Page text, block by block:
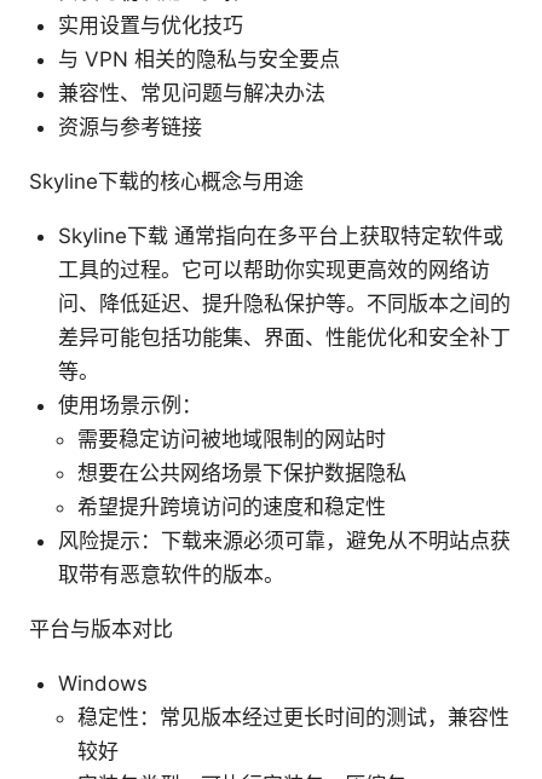
实用设置与优化技巧
与 VPN 相关的隐私与安全要点
兼容性、常见问题与解决办法
资源与参考链接
Skyline下载的核心概念与用途
Skyline下载 通常指向在多平台上获取特定软件或
工具的过程。它可以帮助你实现更高效的网络访
问、降低延迟、提升隐私保护等。不同版本之间的
差异可能包括功能集、界面、性能优化和安全补丁
等。
使用场景示例：
需要稳定访问被地域限制的网站时
想要在公共网络场景下保护数据隐私
希望提升跨境访问的速度和稳定性
风险提示：下载来源必须可靠，避免从不明站点获
取带有恶意软件的版本。
平台与版本对比
Windows
稳定性：常见版本经过更长时间的测试，兼容性
较好